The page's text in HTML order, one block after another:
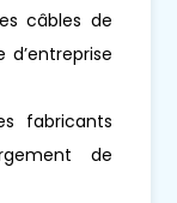
câbles de
fabricants
de